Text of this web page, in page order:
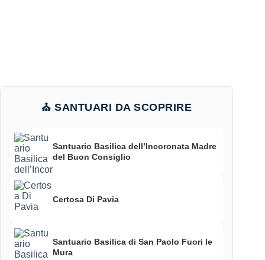
⛪ SANTUARI DA SCOPRIRE
Santuario Basilica dell’Incoronata Madre
del Buon Consiglio
Certosa Di Pavia
Santuario Basilica di San Paolo Fuori le
Mura